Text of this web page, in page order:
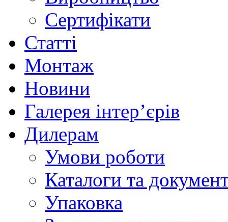
Сертифікати
Статті
Монтаж
Новини
Галерея інтер’єрів
Дилерам
Умови роботи
Каталоги та
Упаковка